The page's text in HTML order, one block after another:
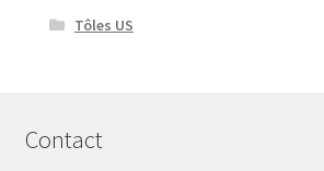
Tôles US
Contact